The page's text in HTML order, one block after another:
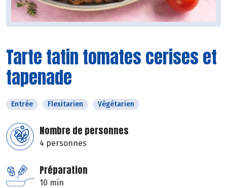
Tarte tatin tomates cerises et
tapenade
Entrée Flexitarien Végétarien
Nombre de personnes
4 personnes
Préparation
10 min